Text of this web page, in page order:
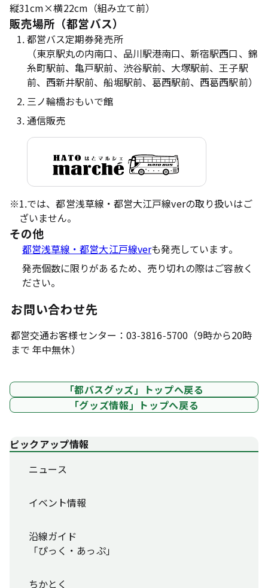
縦31cm×横22cm（組み立て前）
販売場所（都営バス）
都営バス定期券発売所
（東京駅丸の内南口、品川駅港南口、新宿駅西口、錦
糸町駅前、亀戸駅前、渋谷駅前、大塚駅前、王子駅
前、西新井駅前、船堀駅前、葛西駅前、西葛西駅前）
三ノ輪橋おもいで館
通信販売
※1.では、都営浅草線・都営大江戸線verの取り扱いはご
ざいません。
その他
都営浅草線・都営大江戸線verも発売しています。
発売個数に限りがあるため、売り切れの際はご容赦く
ださい。
お問い合わせ先
都営交通お客様センター：03-3816-5700（9時から20時
まで 年中無休）
「都バスグッズ」トップへ戻る
「グッズ情報」トップへ戻る
ピックアップ情報
ニュース
イベント情報
沿線ガイド
「ぴっく・あっぷ」
ちかとく